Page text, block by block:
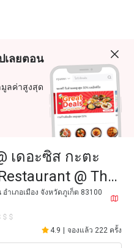
เลยตอน
ลค่าสูงสุด
เดอะซิส กะตะ
@ The
ำเภอเมือง จังหวัดภูเก็ต 83100
4.9 จองแล้ว 222 ครั้ง